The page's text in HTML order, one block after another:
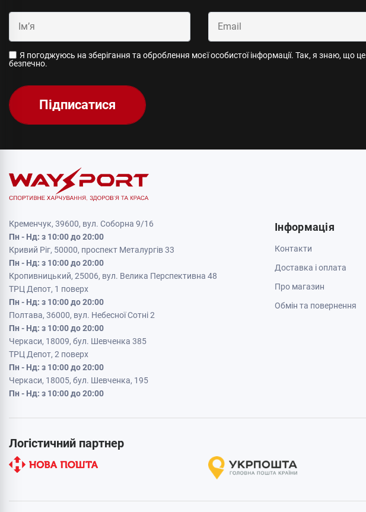
Я погоджуюсь на зберігання та оброблення моєї особистої інформації. Так, я знаю, що це
безпечно.
Підписатися
Кременчук, 39600, вул. Соборна 9/16
Пн - Нд: з 10:00 до 20:00
Кривий Ріг, 50000, проспект Металургів 33
Пн - Нд: з 10:00 до 20:00
Кропивницький, 25006, вул. Велика Перспективна 48
ТРЦ Депот, 1 поверх
Пн - Нд: з 10:00 до 20:00
Полтава, 36000, вул. Небесної Сотні 2
Пн - Нд: з 10:00 до 20:00
Черкаси, 18009, бул. Шевченка 385
ТРЦ Депот, 2 поверх
Пн - Нд: з 10:00 до 20:00
Черкаси, 18005, бул. Шевченка, 195
Пн - Нд: з 10:00 до 20:00
Інформація
Контакти
Доставка і оплата
Про магазин
Обмін та повернення
Логістичний партнер